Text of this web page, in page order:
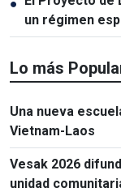
●
un régimen
Chi Minh
Lo más
Una nueva
Vietnam-Laos
Vesak 2026
unidad